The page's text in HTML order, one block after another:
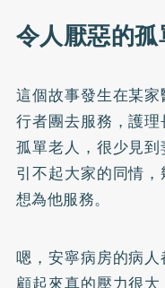
令人厭惡的
這個故事發生在某
行者團去服務，護
孤單老人，很少見
引不起大家的同情
想為他服務。
嗯，安寧病房的病